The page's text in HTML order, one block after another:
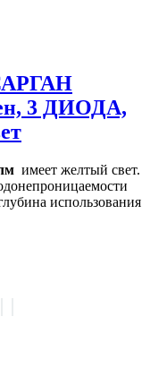
3 ДИОДА,
имеет желтый свет.
использования